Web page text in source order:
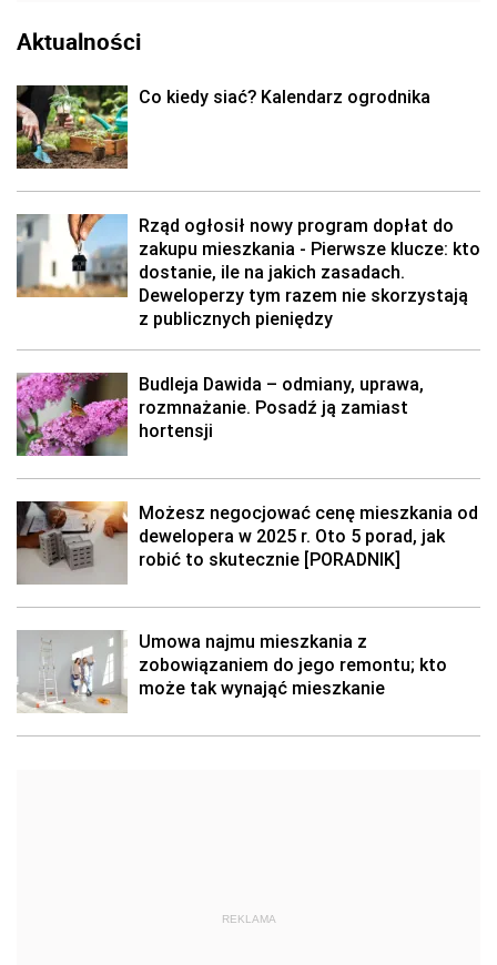
Aktualności
Co kiedy siać? Kalendarz ogrodnika
Rząd ogłosił nowy program dopłat do
zakupu mieszkania - Pierwsze klucze: kto
dostanie, ile na jakich zasadach.
Deweloperzy tym razem nie skorzystają
z publicznych pieniędzy
Budleja Dawida – odmiany, uprawa,
rozmnażanie. Posadź ją zamiast
hortensji
Możesz negocjować cenę mieszkania od
dewelopera w 2025 r. Oto 5 porad, jak
robić to skutecznie [PORADNIK]
Umowa najmu mieszkania z
zobowiązaniem do jego remontu; kto
może tak wynająć mieszkanie
REKLAMA